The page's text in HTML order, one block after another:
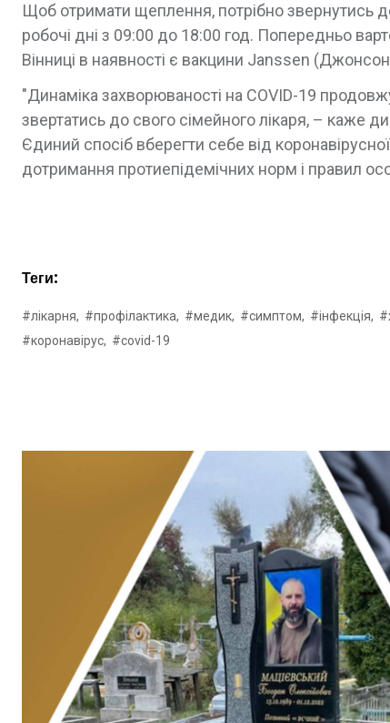
Щоб отримати щеплення, потрібно звернутись
робочі дні з 09:00 до 18:00 год. Попередньо
Вінниці в наявності є вакцини Janssen
"Динаміка захворюваності на COVID-19
звертатись до свого сімейного лікаря, – каже
Єдиний спосіб вберегти себе від
дотримання протиепідемічних норм і правил
Теги:
#лікарня, #профілактика, #медик, #симптом, #інфекція,
#коронавірус, #covid-19